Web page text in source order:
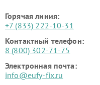
Горячая линия:
+7 (833) 222-10-31
Контактный телефон:
8 (800) 302-71-75
Электронная почта:
info@eufy-fix.ru